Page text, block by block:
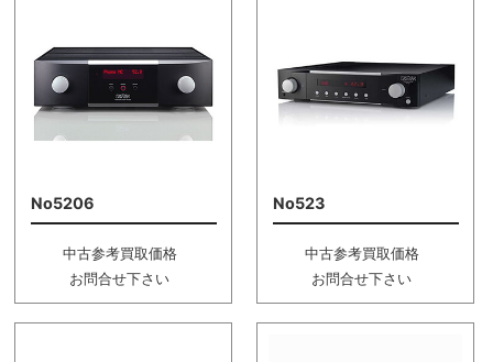
No5206
中古参考買取価格
お問合せ下さい
No523
中古参考買取価格
お問合せ下さい